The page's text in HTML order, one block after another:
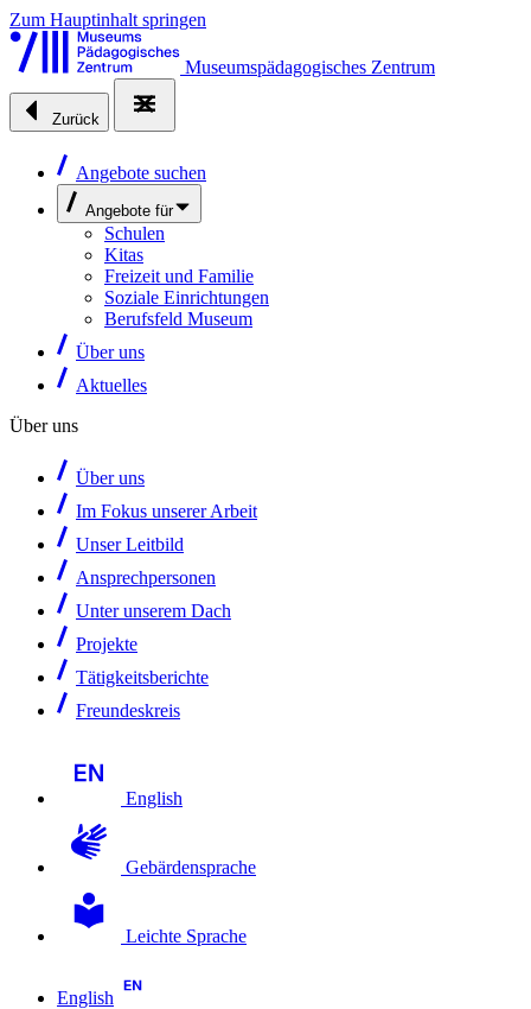
Zum Hauptinhalt springen
Museumspädagogisches Zentrum
Zurück
Angebote suchen
Angebote für
Schulen
Kitas
Freizeit und Familie
Soziale Einrichtungen
Berufsfeld Museum
Über uns
Aktuelles
Über uns
Über uns
Im Fokus unserer Arbeit
Unser Leitbild
Ansprechpersonen
Unter unserem Dach
Projekte
Tätigkeitsberichte
Freundeskreis
English
Gebärdensprache
Leichte Sprache
English